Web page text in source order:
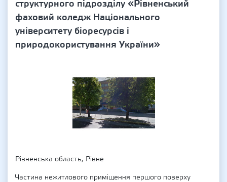
структурного підрозділу «Рівненський
фаховий коледж Національного
університету біоресурсів і
природокористування України»
Рівненська область, Рівне
Частина нежитлового приміщення першого поверху